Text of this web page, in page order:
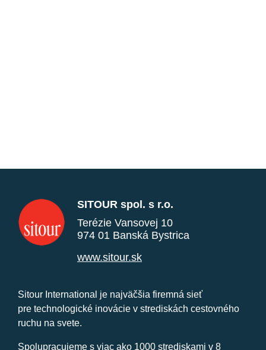
SITOUR spol. s r.o.
Terézie Vansovej 10
974 01 Banská Bystrica
www.sitour.sk
Sitour International je najväčšia firemná sieť
pre technologické inovácie v strediskách cestovného
ruchu na svete.
Spolupracujeme s viac ako 1000 strediskami v 8